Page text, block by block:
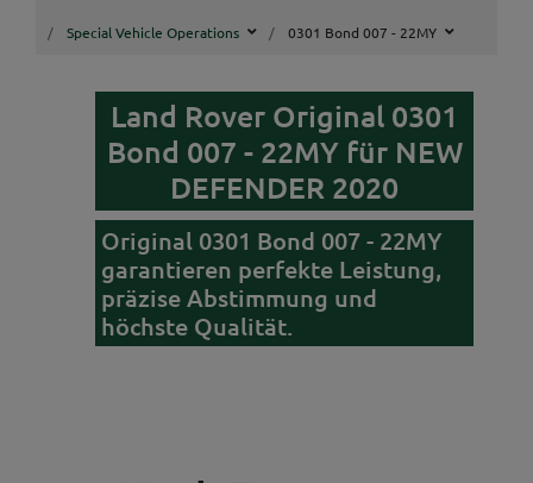
Special Vehicle Operations 0301 Bond 007 - 22MY
Land Rover Original 0301
Bond 007 - 22MY für NEW
DEFENDER 2020
Original 0301 Bond 007 - 22MY
garantieren perfekte Leistung,
präzise Abstimmung und
höchste Qualität.